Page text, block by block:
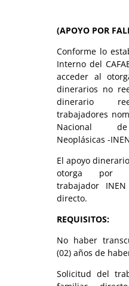
(APOYO POR
Conforme lo
Interno del
acceder al
dinerarios no
dinerario
trabajadores
Nacional de
Neoplásicas -
El apoyo
otorga por
trabajador
directo.
REQUISITOS:
No haber
(02) años de
Solicitud del